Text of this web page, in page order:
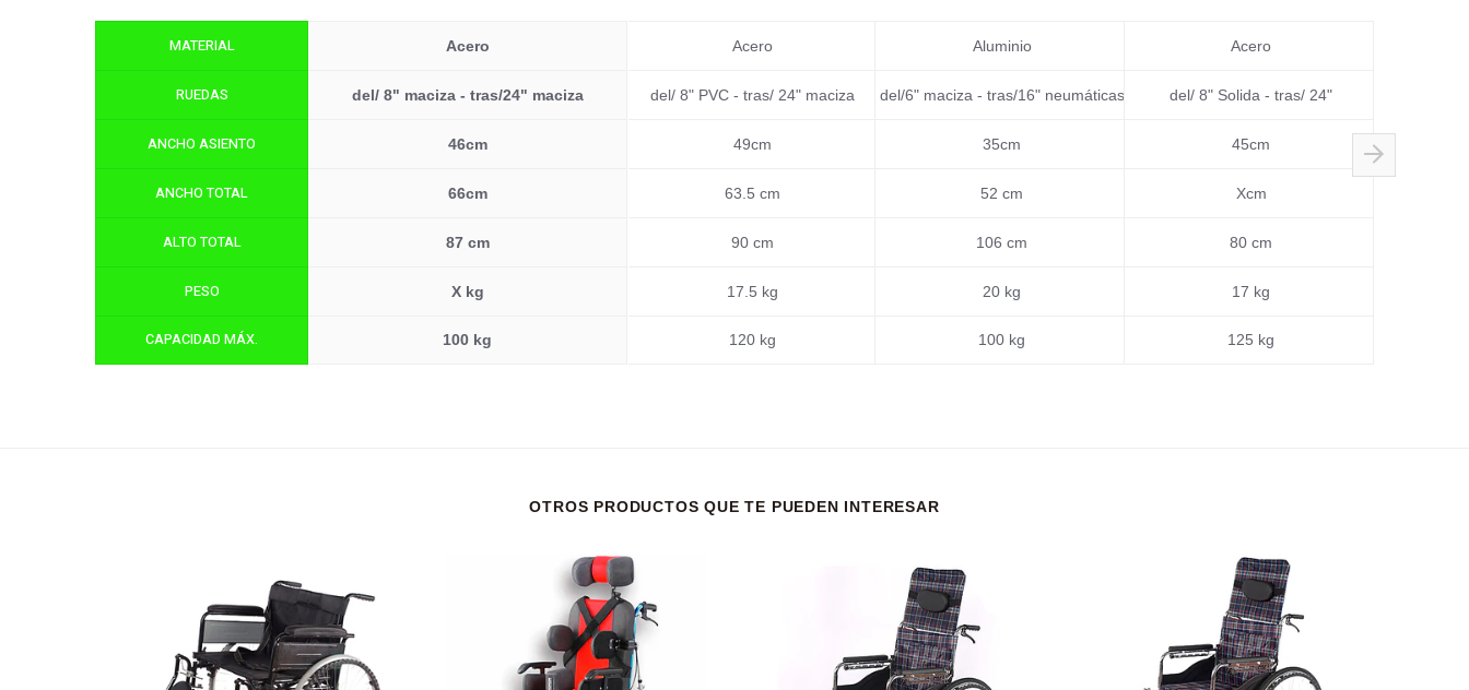
MATERIAL
RUEDAS
ANCHO ASIENTO
ANCHO TOTAL
ALTO TOTAL
PESO
CAPACIDAD MÁX.
Acero
del/ 8" maciza - tras/24" maciza
46cm
66cm
87 cm
X kg
100 kg
Acero
del/ 8" PVC - tras/ 24" maciza
49cm
63.5 cm
90 cm
17.5 kg
120 kg
Aluminio
del/6" maciza - tras/16" neumáticas
35cm
52 cm
106 cm
20 kg
100 kg
Acero
del/ 8" Solida - tras/ 24"
45cm
Xcm
80 cm
17 kg
125 kg
OTROS PRODUCTOS QUE TE PUEDEN INTERESAR